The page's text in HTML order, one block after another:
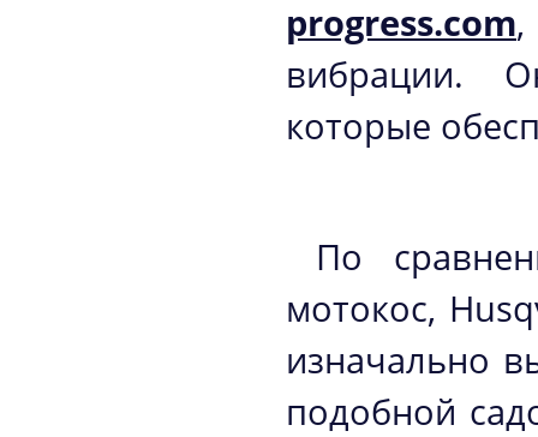
progress.com
вибрации.
которые
По
мотокос,
изначально
подобной